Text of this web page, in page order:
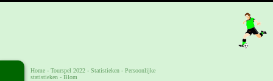
Home - Tourspel 2022 - Statistieken - Persoonlijke
statistieken - Blom